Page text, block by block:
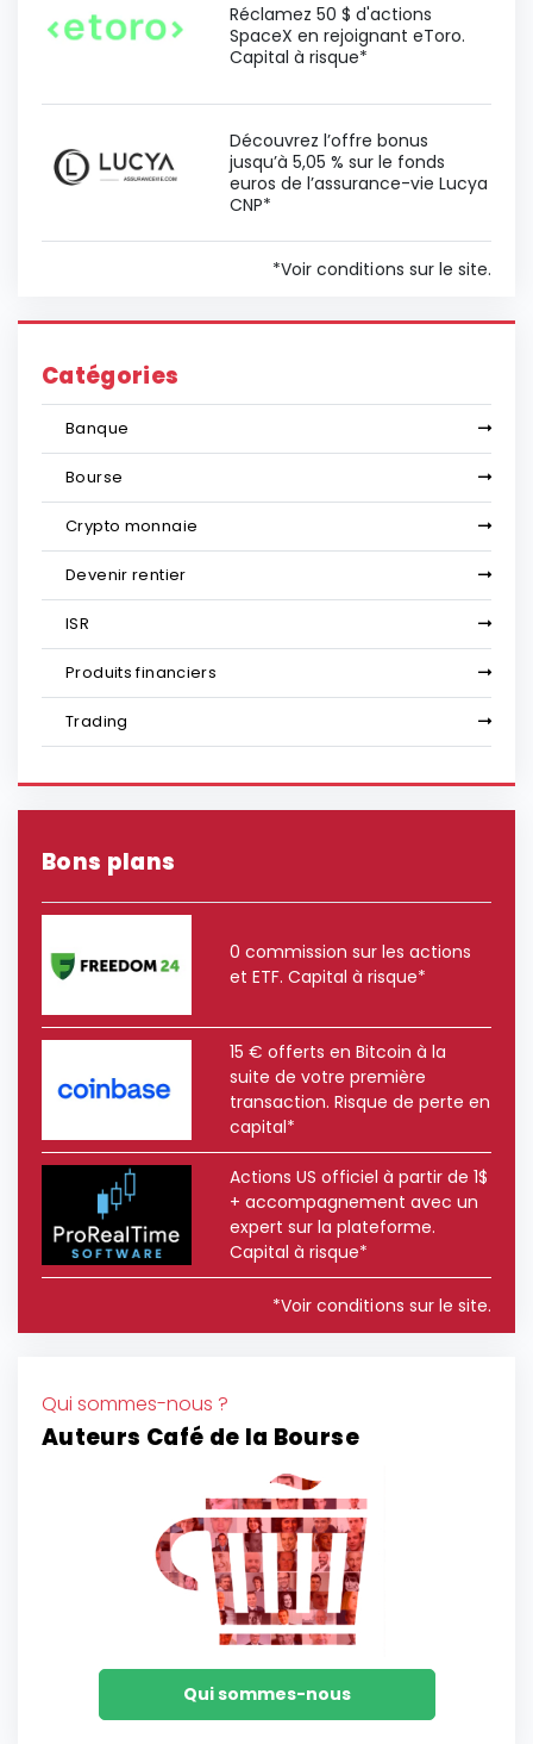
Réclamez 50 $ d'actions
SpaceX en rejoignant eToro.
Capital à risque*
Découvrez l’offre bonus
jusqu’à 5,05 % sur le fonds
euros de l’assurance-vie Lucya
CNP*
*Voir conditions sur le site.
Catégories
Banque
Bourse
Crypto monnaie
Devenir rentier
ISR
Produits financiers
Trading
Bons plans
0 commission sur les actions
et ETF. Capital à risque*
15 € offerts en Bitcoin à la
suite de votre première
transaction. Risque de perte en
capital*
Actions US officiel à partir de 1$
+ accompagnement avec un
expert sur la plateforme.
Capital à risque*
*Voir conditions sur le site.
Qui sommes-nous ?
Auteurs Café de la Bourse
Qui sommes-nous